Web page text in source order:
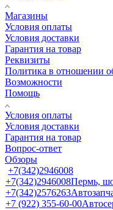
Магазины
Условия оплаты
Условия доставки
Гарантия на товар
Реквизиты
Политика в отношении
Возможности
Помощь
Условия оплаты
Условия доставки
Гарантия на товар
Вопрос-ответ
Обзоры
+7(342)2946008
+7(342)2946008Пермь,
+7(342)2576263
+7 (922) 355-60-00